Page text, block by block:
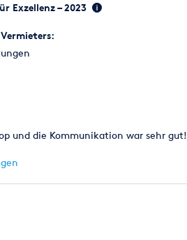
Exzellenz – 2023
und die Kommunikation war sehr gut!